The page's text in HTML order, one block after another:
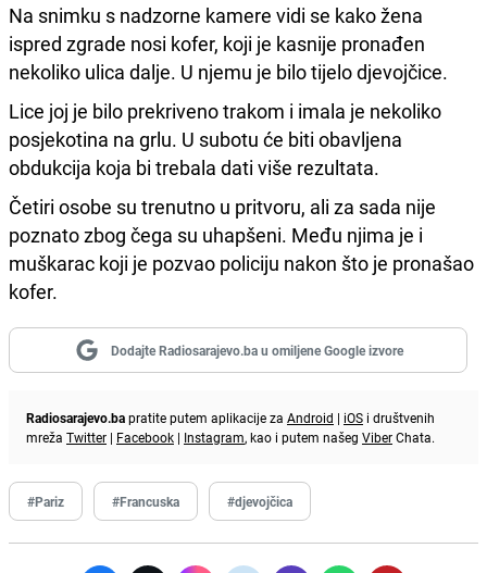
Na snimku s nadzorne kamere vidi se kako žena
ispred zgrade nosi kofer, koji je kasnije pronađen
nekoliko ulica dalje. U njemu je bilo tijelo djevojčice.
Lice joj je bilo prekriveno trakom i imala je nekoliko
posjekotina na grlu. U subotu će biti obavljena
obdukcija koja bi trebala dati više rezultata.
Četiri osobe su trenutno u pritvoru, ali za sada nije
poznato zbog čega su uhapšeni. Među njima je i
muškarac koji je pozvao policiju nakon što je pronašao
kofer.
Dodajte Radiosarajevo.ba u omiljene Google izvore
Radiosarajevo.bapratite putem aplikacije za Android | iOS i društvenih
mreža Twitter | Facebook | Instagram, kao i putem našeg ViberChata.
#Pariz #Francuska #djevojčica